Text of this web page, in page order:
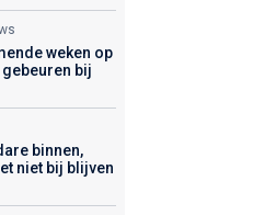
weken op
bij
binnen,
niet bij blijven